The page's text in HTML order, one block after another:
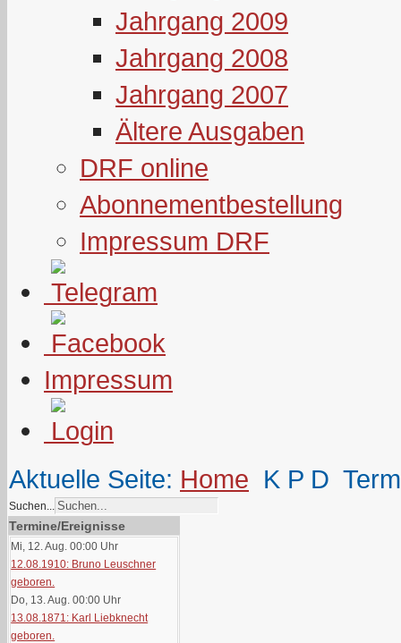
Jahrgang 2009
Jahrgang 2008
Jahrgang 2007
Ältere Ausgaben
DRF online
Abonnementbestellung
Impressum DRF
Impressum
Aktuelle Seite: Home K P D
Suchen...
Termine/Ereignisse
Mi, 12. Aug. 00:00 Uhr
12.08.1910: Bruno Leuschner
geboren.
Do, 13. Aug. 00:00 Uhr
13.08.1871: Karl Liebknecht
geboren.